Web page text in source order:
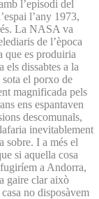
l’episodi del
l’any 1973,
La NASA va
de l’època
que es produiria
els dissabtes a la
el porxo de
magnificada pels
ens espantaven
descomunals,
inevitablement
sobre. I a més el
si aquella cosa
a Andorra,
gaire clar això
no disposàvem